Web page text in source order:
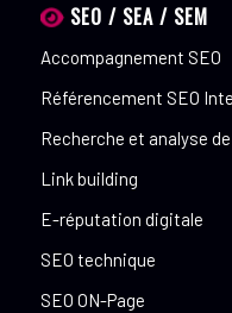
SEO / SEA / SEM
Accompagnement SEO
Référencement SEO
Recherche et analyse
Link building
E-réputation digitale
SEO technique
SEO ON-Page